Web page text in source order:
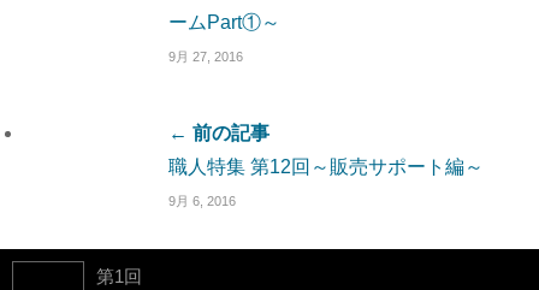
ームPart①～
9月 27, 2016
← 前の記事
職人特集 第12回～販売サポート編～
9月 6, 2016
第1回